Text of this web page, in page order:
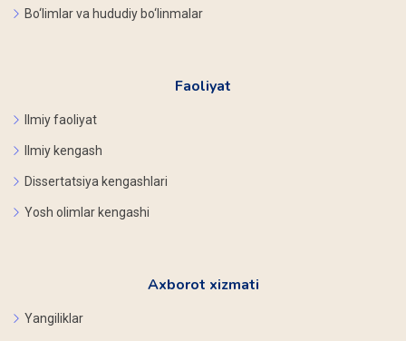
Bo‘limlar va hududiy bo‘linmalar
Faoliyat
Ilmiy faoliyat
Ilmiy kengash
Dissertatsiya kengashlari
Yosh olimlar kengashi
Axborot xizmati
Yangiliklar